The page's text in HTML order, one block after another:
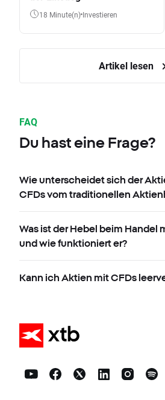
18 Minute(n) Investieren
Artikel lesen
FAQ
Du hast eine Frage?
Wie unterscheidet sich der
CFDs vom traditionellen
Was ist der Hebel beim Handel
und wie funktioniert er?
Kann ich Aktien mit CFDs